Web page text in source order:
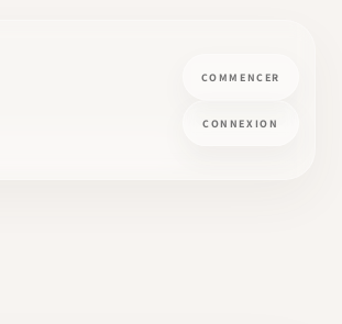
COMMENCER
CONNEXION